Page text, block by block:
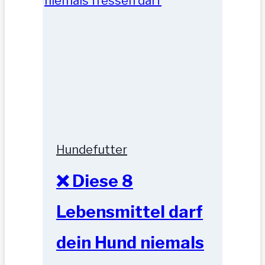
Hundefutter
❌ Diese 8
Lebensmittel darf
dein Hund niemals